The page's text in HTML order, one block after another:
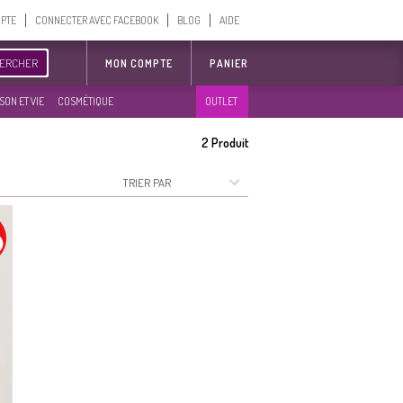
CONNECTER AVEC FACEBOOK BLOG AIDE
MON COMPTE PANIER
ET VIE COSMÉTIQUE OUTLET
2 Produit